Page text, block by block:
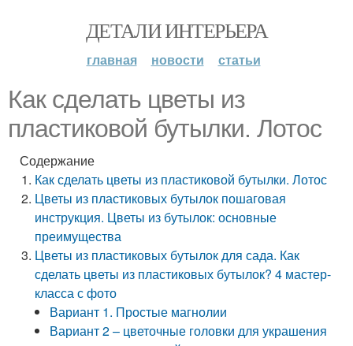
ДЕТАЛИ ИНТЕРЬЕРА
главная новости статьи
Как сделать цветы из
пластиковой бутылки. Лотос
Содержание
Как сделать цветы из пластиковой бутылки. Лотос
Цветы из пластиковых бутылок пошаговая
инструкция. Цветы из бутылок: основные
преимущества
Цветы из пластиковых бутылок для сада. Как
сделать цветы из пластиковых бутылок? 4 мастер-
класса с фото
Вариант 1. Простые магнолии
Вариант 2 – цветочные головки для украшения